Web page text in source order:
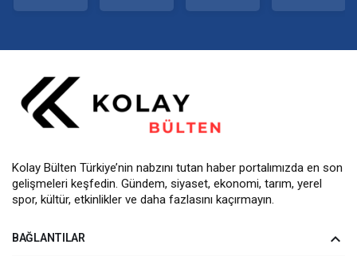
Kolay Bülten Türkiye’nin nabzını tutan haber portalımızda en son
gelişmeleri keşfedin. Gündem, siyaset, ekonomi, tarım, yerel
spor, kültür, etkinlikler ve daha fazlasını kaçırmayın.
BAĞLANTILAR